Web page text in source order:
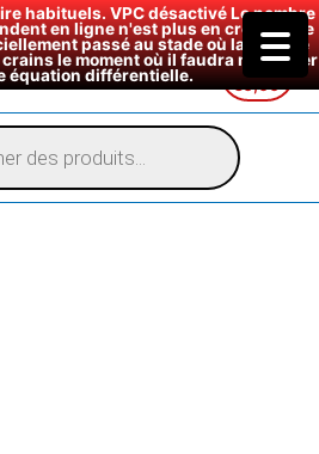
habituels. VPC désactivé Le nombre
en ligne n'est plus en croissance
passé au stade où la dérivée
le moment où il faudra modéliser
équation différentielle.
€0,00